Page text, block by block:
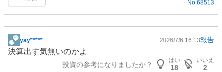
No. 68513
掲
示
yay***** 2026/7/6 16:13報告
決算出す気無いのかよ
投資の参考になりましたか？
はい
18
いいえ
2